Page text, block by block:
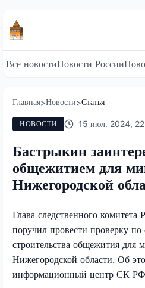
Все новостиНовости России
Главная>Новости>Статья
НОВОСТИ 15 июл. 2024,
Бастрыкин
общежитием для
Нижегородской
Глава следственного
поручил провести проверку по
строительства общежития для
Нижегородской области. Об
информационный центр СК